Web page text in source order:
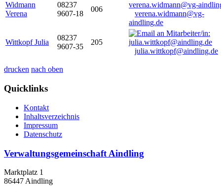
Widmann
Verena
08237
9607-18
006
verena.widmann@vg-
aindling.de
Wittkopf Julia
08237
9607-35
205
julia.wittkopf@aindling.de
drucken nach oben
Quicklinks
Kontakt
Inhaltsverzeichnis
Impressum
Datenschutz
Verwaltungsgemeinschaft Aindling
Marktplatz 1
86447 Aindling